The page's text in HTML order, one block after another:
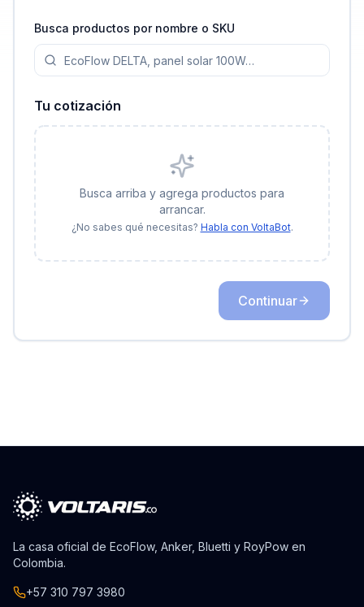
Busca productos por nombre o SKU
Tu cotización
Busca arriba y agrega productos para
arrancar.
¿No sabes qué necesitas? Habla con VoltaBot.
Continuar
La casa oficial de EcoFlow, Anker, Bluetti y RoyPow en
Colombia.
+57 310 797 3980